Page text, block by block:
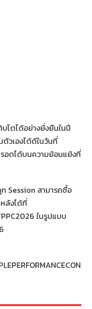
โตได้อย่างยั่งยืนในปี
วเองได้ดีในวันที่
อดได้บนความย้อนแย้งที่
Session สามารถซื้อ
ลังได้ที่
ในรูปแบบ